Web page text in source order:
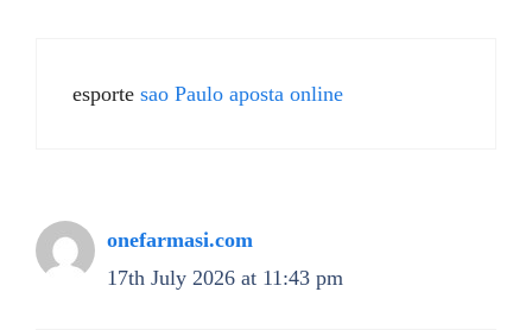
esporte sao Paulo aposta online
onefarmasi.com
17th July 2026 at 11:43 pm